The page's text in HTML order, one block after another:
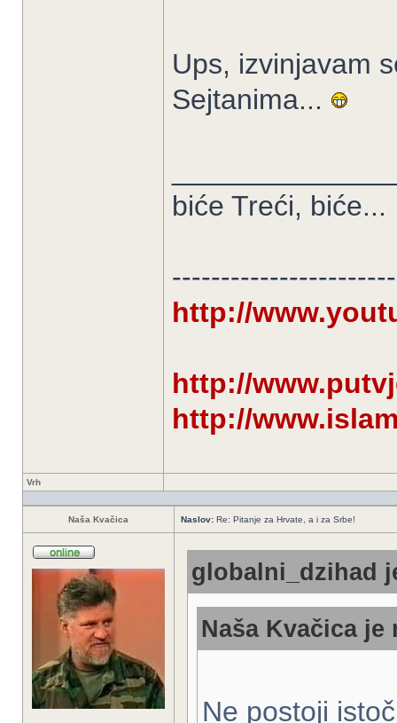
Ups, izvinjavam
Sejtanima...
biće Treći, biće...
http://
http://
http://
Vrh
Naša Kvačica Naslov: Re: Pitanje za Hrvate, a i za Srbe!
globalni_dzihad
Naša Kvačica je
Ne postoji